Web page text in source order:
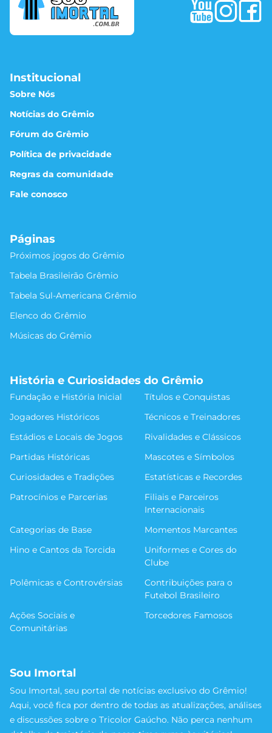
Institucional
Sobre Nós
Notícias do Grêmio
Fórum do Grêmio
Política de privacidade
Regras da comunidade
Fale conosco
Páginas
Próximos jogos do Grêmio
Tabela Brasileirão Grêmio
Tabela Sul-Americana Grêmio
Elenco do Grêmio
Músicas do Grêmio
História e Curiosidades do Grêmio
Fundação e História Inicial
Títulos e Conquistas
Jogadores Históricos
Técnicos e Treinadores
Estádios e Locais de Jogos
Rivalidades e Clássicos
Partidas Históricas
Mascotes e Símbolos
Curiosidades e Tradições
Estatísticas e Recordes
Patrocínios e Parcerias
Filiais e Parceiros
Internacionais
Categorias de Base
Momentos Marcantes
Hino e Cantos da Torcida
Uniformes e Cores do
Clube
Polêmicas e Controvérsias
Contribuições para o
Futebol Brasileiro
Ações Sociais e
Comunitárias
Torcedores Famosos
Sou Imortal
Sou Imortal, seu portal de notícias exclusivo do Grêmio!
Aqui, você fica por dentro de todas as atualizações, análises
e discussões sobre o Tricolor Gaúcho. Não perca nenhum